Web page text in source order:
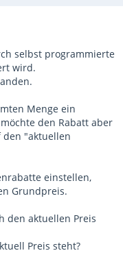
selbst programmierte
wird.
Menge ein
den Rabatt aber
"aktuellen
einstellen,
Grundpreis.
den aktuellen Preis
Preis steht?